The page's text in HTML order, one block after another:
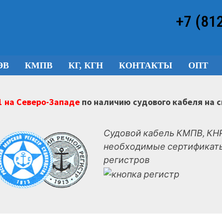
+7
КМПВ КГ, КГН КОНТАКТЫ ОПТ
Северо-Западепо наличию судового кабеля на
Судовой кабель КМПВ,
необходимые
регистров